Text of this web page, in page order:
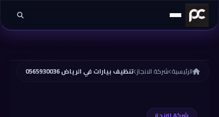
تخطي إلى المحتوى
الرئيسية شركة الانجاز تنظيف بيارات في الرياض 0565930036